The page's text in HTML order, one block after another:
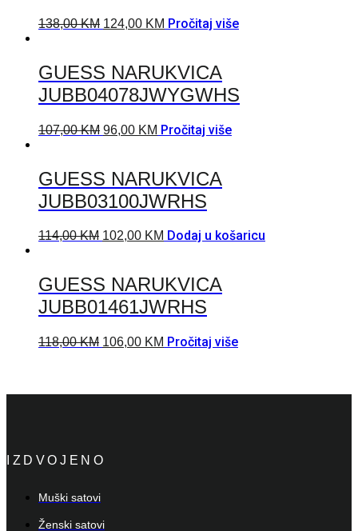
138,00KM 124,00 KM Pročitaj više
GUESS NARUKVICA
JUBB04078JWYGWHS
107,00KM 96,00 KM Pročitaj više
GUESS NARUKVICA
JUBB03100JWRHS
114,00KM 102,00 KM Dodaj u košaricu
GUESS NARUKVICA
JUBB01461JWRHS
118,00KM 106,00 KM Pročitaj više
IZDVOJENO
Muški satovi
Ženski satovi